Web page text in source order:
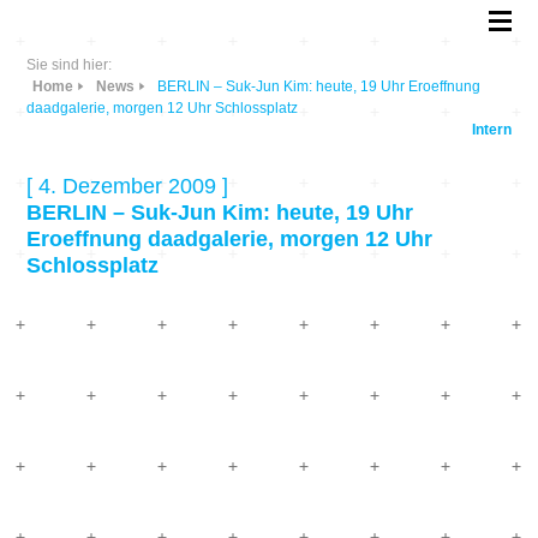
Sie sind hier:
Home
News
BERLIN – Suk-Jun Kim: heute, 19 Uhr Eroeffnung
daadgalerie, morgen 12 Uhr Schlossplatz
Intern
[ 4. Dezember 2009 ]
BERLIN – Suk-Jun Kim: heute, 19 Uhr
Eroeffnung daadgalerie, morgen 12 Uhr
Schlossplatz